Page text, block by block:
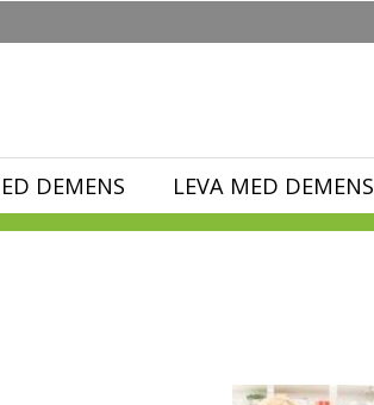
DEMENS LEVA MED DEMENS